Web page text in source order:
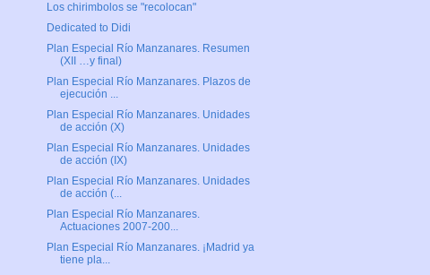
Los chirimbolos se "recolocan"
Dedicated to Didi
Plan Especial Río Manzanares. Resumen
(XII …y final)
Plan Especial Río Manzanares. Plazos de
ejecución ...
Plan Especial Río Manzanares. Unidades
de acción (X)
Plan Especial Río Manzanares. Unidades
de acción (IX)
Plan Especial Río Manzanares. Unidades
de acción (...
Plan Especial Río Manzanares.
Actuaciones 2007-200...
Plan Especial Río Manzanares. ¡Madrid ya
tiene pla...